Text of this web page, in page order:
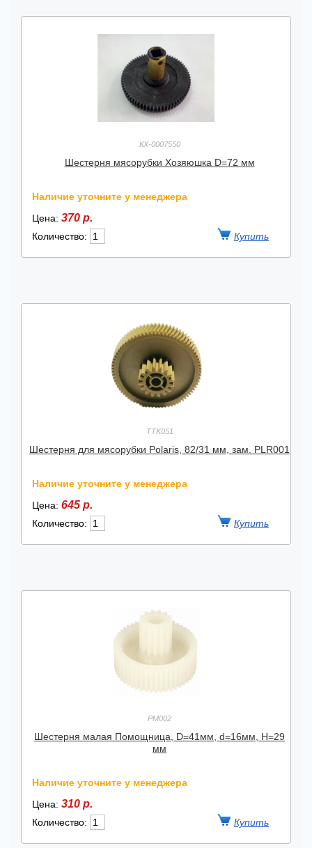
КХ-0007550
Шестерня мясорубки Хозяюшка D=72 мм
Наличие уточните у менеджера
Цена: 370 р.
Количество:
TTK051
Шестерня для мясорубки Polaris, 82/31 мм, зам. PLR001
Наличие уточните у менеджера
Цена: 645 р.
Количество:
PM002
Шестерня малая Помощница, D=41мм, d=16мм, H=29
мм
Наличие уточните у менеджера
Цена: 310 р.
Количество: